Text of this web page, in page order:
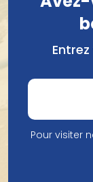
Pour visiter